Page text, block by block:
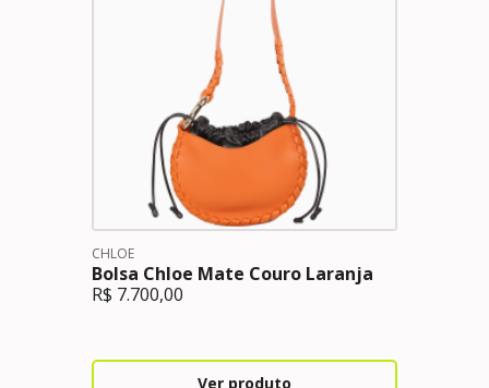
CHLOE
Bolsa Chloe Mate Couro Laranja
R$ 7.700,00
Ver produto